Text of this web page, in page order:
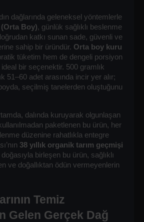
dağlarında geleneksel yöntemlerle
Boy), günlük sağlıklı beslenme
katkı sunan sade, güvenli ve
sahip bir üründür. Orta boy kuru
tüketim hem de dengeli porsiyon
ideal bir seçenektir. 500 gramlık
51–60 adet arasında incir yer alır;
seçilmiş tanelerden oluştuğunu
dalında kuruyarak olgunlaşan
paketlenen bu ürün, her
düzenine rahatlıkla entegre
38 yıllık organik tarım geçmişi
doğasıyla birleşen bu ürün, sağlıklı
ve doğallıktan ödün vermeyenlerin
Temiz
Gelen Gerçek Dağ